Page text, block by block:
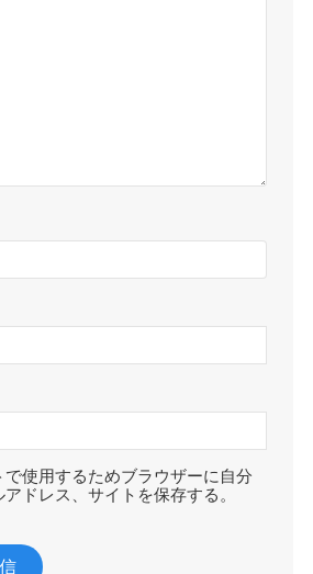
で使用するためブラウザーに自分
ドレス、サイトを保存する。